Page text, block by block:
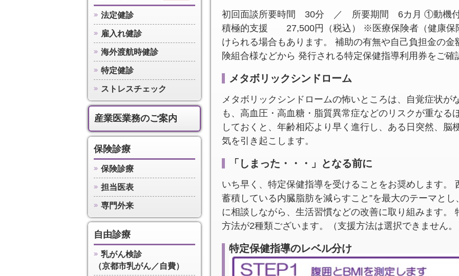
法定健診
雇入れ健診
海外渡航時健診
特定健診
ストレスチェック
産業医業務のご案内
保険診療
保険診療
担当医表
専門外来
自由診療
乳がん検診
（京都市乳がん／自費）
初回面談所要時間 30分 ／ 所要期間 6カ月 ①動機
積極的支援 27,500円（税込） ※医療保険者（健康保
けられる場合もあります。 補助の有無や自己負担金の
険組合様などから 発行される特定保健指導利用券をご確
メタボリックシンドローム
メタボリックシンドロームの怖いところは、 自覚症状が
も、高血圧・高血糖・脂質異常症などのリスクが重なる
しておくと、年齢相応より早く進行し、ある日突然、脳
気を引き起こします。
「しまった・・・」となる前に
いち早く、特定保健指導を受けることをお奨めします。
蓄積している内臓脂肪を減らすこと”を最大のテーマと
に相談しながら、生活習慣などの改善に取り組みます。
方法が2種類ございます。（支援方法は選択できません
特定保健指導のレベル分け